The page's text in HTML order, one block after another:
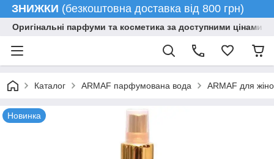
ЗНИЖКИ (безкоштовна доставка від 800 грн)
Оригінальні парфуми та косметика за доступними цінами
Каталог ARMAF парфумована вода ARMAF для
Новинка